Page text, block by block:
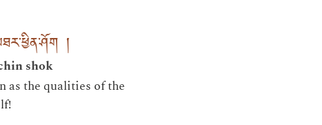
།
shok
as the qualities of the